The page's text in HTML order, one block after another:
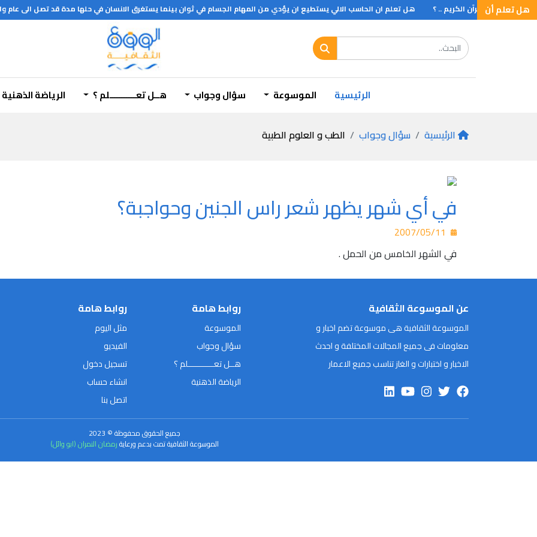
هل تعلم أن
هل تعلم أن القرآن الكريم .. ؟
هل تعلم ان الحاسب الالي يستطيع ان يؤدي من المهام الجسام في ثوان بينما يستغرق الانسان في حلها مدة قد تصل الى عام وان الحاسب الالكتروني
الرئيسية الموسوعة سؤال وجواب هــل تعـــــــــــلم ؟ الرياضة الذهنية
الرئيسية سؤال وجواب الطب و العلوم الطبية
في أي شهر يظهر شعر راس الجنين وحواجبة؟
في الشهر الخامس من الحمل .
عن الموسوعة الثقافية
الموسوعة الثقافية هى موسوعة تضم اخبار و
معلومات فى جميع المجالات المختلفة و احدث
الاخبار و اختبارات و الغاز تناسب جميع الاعمار
روابط هامة
الموسوعة
سؤال وجواب
هــل تعـــــــــــلم ؟
الرياضة الذهنية
روابط هامة
مثل اليوم
الفيديو
تسجيل دخول
انشاء حساب
اتصل بنا
جميع الحقوق محفوظة © 2023
الموسوعة الثقافية تمت بدعم ورعايةرمضان النمران (ابو وائل)